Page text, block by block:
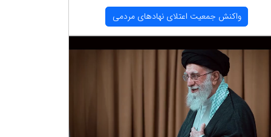
واكنش جمعیت اعتلای نهادهای مردمی